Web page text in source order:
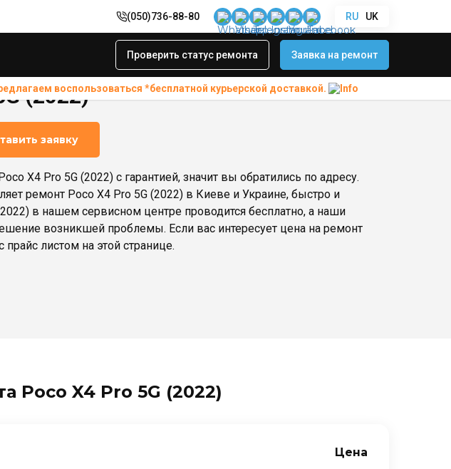
(050)736-88-80 RU UK
Проверить статус ремонта Заявка на ремонт
воспользоваться *бесплатной курьерской доставкой.
(2022)
заявку
X4 Pro 5G (2022) с гарантией, значит вы обратились по адресу.
ремонт Poco X4 Pro 5G (2022) в Киеве и Украине, быстро и
в нашем сервисном центре проводится бесплатно, а наши
возникшей проблемы. Если вас интересует цена на ремонт
прайс листом на этой странице.
Poco X4 Pro 5G (2022)
Цена